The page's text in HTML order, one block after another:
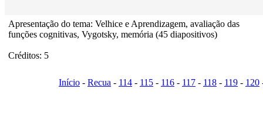
Apresentação do tema: Velhice e Aprendizagem, avaliação das
funções cognitivas, Vygotsky, memória (45 diapositivos)
Créditos: 5
Início - Recua - 114 - 115 - 116 - 117 - 118 - 119 - 120